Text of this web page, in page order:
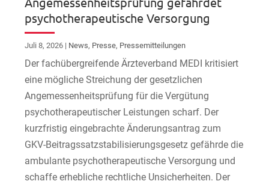
psychotherapeutische Versorgung
Juli 8, 2026 | News, Presse, Pressemitteilungen
Der fachübergreifende Ärzteverband MEDI kritisiert
eine mögliche Streichung der gesetzlichen
Angemessenheitsprüfung für die Vergütung
psychotherapeutischer Leistungen scharf. Der
kurzfristig eingebrachte Änderungsantrag zum
GKV-Beitragssatzstabilisierungsgesetz gefährde die
ambulante psychotherapeutische Versorgung und
schaffe erhebliche rechtliche Unsicherheiten. Der